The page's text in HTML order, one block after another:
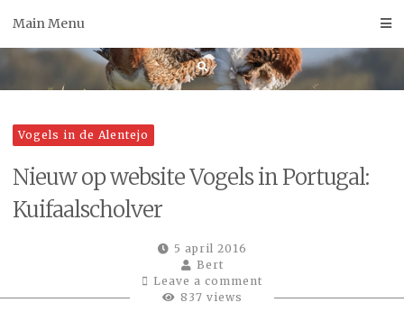
Main Menu
Vogels in de Alentejo
Nieuw op website Vogels in Portugal:
Kuifaalscholver
5 april 2016
Bert
Leave a comment
837 views